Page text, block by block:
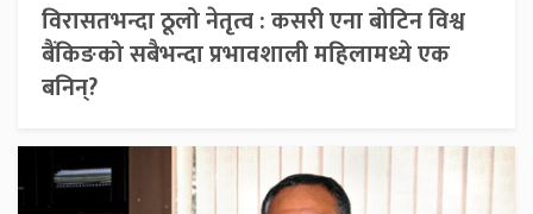
विरासतभन्दा ठूलो नेतृत्व : कसरी एना बोटिन विश्व
बैंकिङको सबैभन्दा प्रभावशाली महिलामध्ये एक
बनिन्?